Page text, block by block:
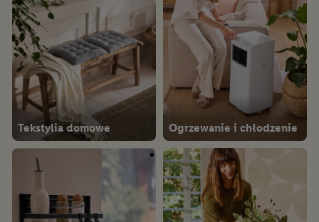
Ogrzewanie i chłodzenie
Tekstylia domowe